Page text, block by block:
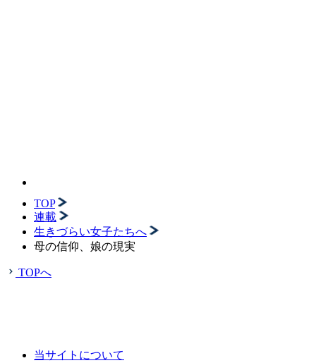
TOP
連載
生きづらい女子たちへ
母の信仰、娘の現実
TOPへ
当サイトについて